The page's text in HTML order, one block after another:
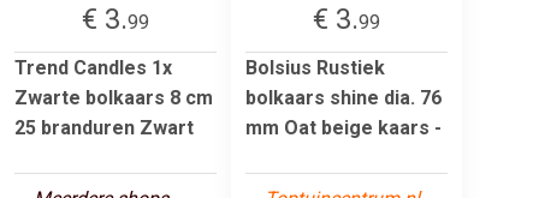
€ 3.99
Trend Candles 1x
Zwarte bolkaars 8 cm
25 branduren Zwart
€ 3.99
Bolsius Rustiek
bolkaars shine dia. 76
mm Oat beige kaars -